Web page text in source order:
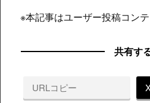
※本記事はユーザー投稿コンテ
共有す
URLコピー